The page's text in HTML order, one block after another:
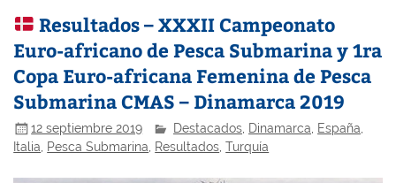
Resultados – XXXII Campeonato
Euro-africano de Pesca Submarina y 1ra
Copa Euro-africana Femenina de Pesca
Submarina CMAS – Dinamarca 2019
12 septiembre 2019 Destacados Dinamarca España
Italia, Pesca Submarina, Resultados,Turquía